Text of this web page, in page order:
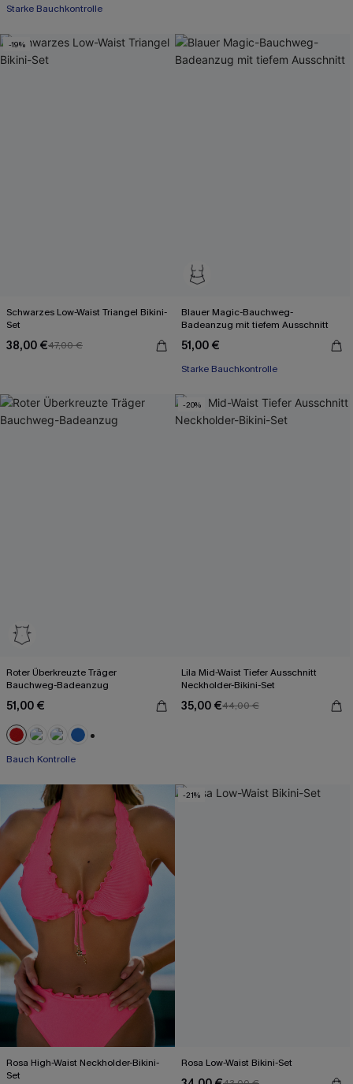
Starke Bauchkontrolle
-19%
Schwarzes Low-Waist Triangel Bikini-
Set
38,00 €47,00 €
Blauer Magic-Bauchweg-
Badeanzug mit tiefem Ausschnitt
51,00 €
Starke Bauchkontrolle
Roter Überkreuzte Träger
Bauchweg-Badeanzug
51,00 €
Bauch Kontrolle
-20%
Lila Mid-Waist Tiefer Ausschnitt
Neckholder-Bikini-Set
35,00 €44,00 €
Rosa High-Waist Neckholder-Bikini-
Set
-21%
Rosa Low-Waist Bikini-Set